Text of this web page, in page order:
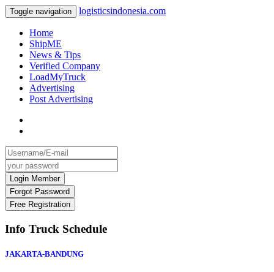
Toggle navigation logisticsindonesia.com
Home
ShipME
News & Tips
Verified Company
LoadMyTruck
Advertising
Post Advertising
Info Truck Schedule
JAKARTA-BANDUNG